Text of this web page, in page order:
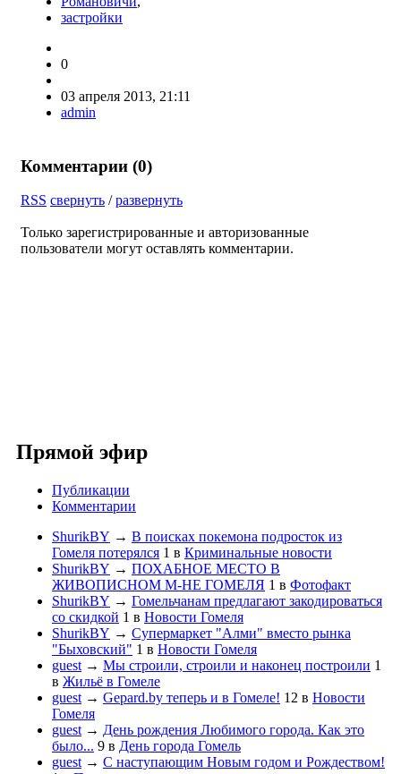
застройки
0
03 апреля 2013, 21:11
admin
Комментарии (0)
RSS свернуть /развернуть
Только зарегистрированные и авторизованные
пользователи могут оставлять комментарии.
Прямой эфир
Публикации
Комментарии
ShurikBY → В поисках покемона подросток из
Гомеля потерялся 1 в Криминальные новости
ShurikBY → ПОХАБНОЕ МЕСТО В
ЖИВОПИСНОМ М-НЕ ГОМЕЛЯ 1 в Фотофакт
ShurikBY → Гомельчанам предлагают закодироваться
со скидкой 1 в Новости Гомеля
ShurikBY → Супермаркет "Алми" вместо рынка
"Быховский" 1 в Новости Гомеля
guest → Мы строили, строили и наконец построили 1
в Жильё в Гомеле
guest → Gepard.by теперь и в Гомеле! 12 в Новости
Гомеля
guest → День рождения Любимого города. Как это
было... 9 в День города Гомель
guest → С наступающим Новым годом и Рождеством!